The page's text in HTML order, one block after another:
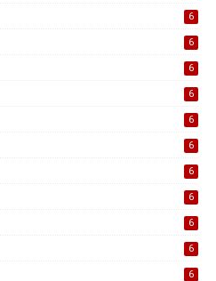
6
6
6
6
6
6
6
6
6
6
6